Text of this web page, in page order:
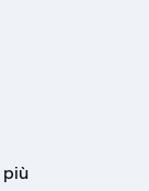
più